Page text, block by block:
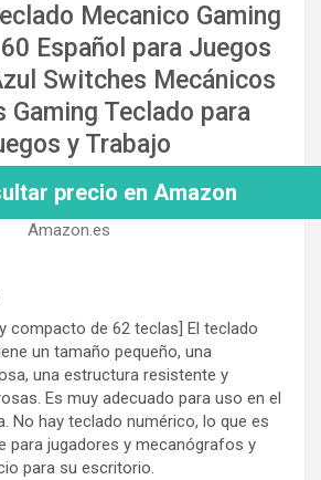
Mecanico Gaming
Español para Juegos
Switches Mecánicos
Gaming Teclado para
y Trabajo
precio en Amazon
Amazon.es
compacto de 62 teclas] El teclado
un tamaño pequeño, una
una estructura resistente y
Es muy adecuado para uso en el
No hay teclado numérico, lo que es
para jugadores y mecanógrafos y
para su escritorio.